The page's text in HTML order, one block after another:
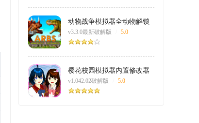
动物战争模拟器全动物解锁
v3.3.0最新破解版 5.0
樱花校园模拟器内置修改器
最新版
v1.042.02破解版 5.0